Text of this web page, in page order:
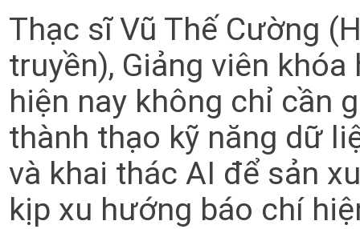
Thạc sĩ Vũ Thế Cường
truyền), Giảng viên
hiện nay không chỉ cần
thành thạo kỹ năng dữ
và khai thác AI để sản
kịp xu hướng báo chí